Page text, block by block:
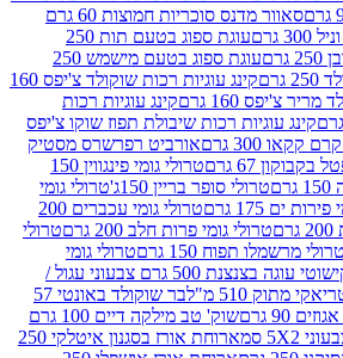
סאוור מדנס סוכריות חמוצות 60 גרם
עוגת ספוג בטעם תות 250
עוגת ספוג בטעם מישמש 250
קינג עוגיות רכות שוקולד צ'יפס 160
קינג עוגיות רכות
רכות שיבולת תפוז שוקו צ'יפס
אורביט רפרשרס מסטיק
טרולי גומי פינגווין 150
סופר בריין 150ג'
טרולי גומי
טרולי גומי עכברים 200
גומי פרות חלב 200 גרם
טרולי
150 גרם
טרולי גומי
קישוטי עוגה בצנצנת 500 גרם צבעוני עגול /
בר שוקולד באונטי 57
שוק' טב מילקה דיים 100 גרם
ארוחת אורז בסגנון איטלקי 250